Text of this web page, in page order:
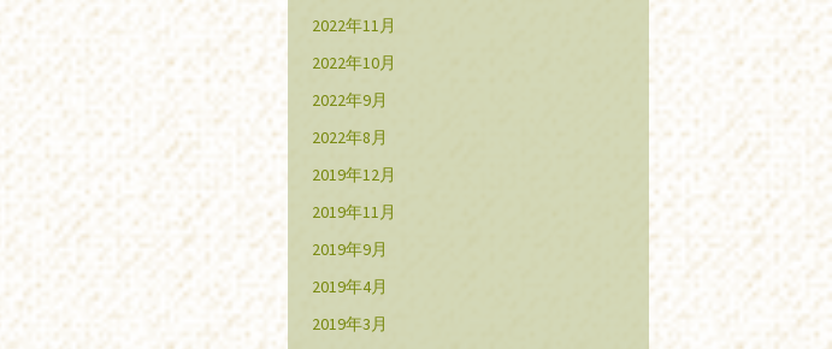
2022年11月
2022年10月
2022年9月
2022年8月
2019年12月
2019年11月
2019年9月
2019年4月
2019年3月